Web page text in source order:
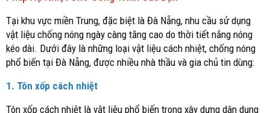
Tại khu vực miền Trung, đặc biệt là Đà Nẵng, nhu cầu sử dụng
vật liệu chống nóng ngày càng tăng cao do thời tiết nắng nóng
kéo dài. Dưới đây là những loại vật liệu cách nhiệt, chống nóng
phổ biến tại Đà Nẵng, được nhiều nhà thầu và gia chủ tin dùng:
1. Tôn xốp cách nhiệt
Tôn xốp cách nhiệt là vật liệu phổ biến trong xây dựng dân dụng